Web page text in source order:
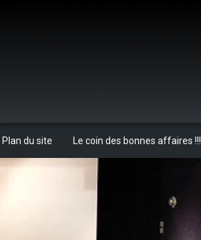
Plan du site Le coin des bonnes affaires !!!